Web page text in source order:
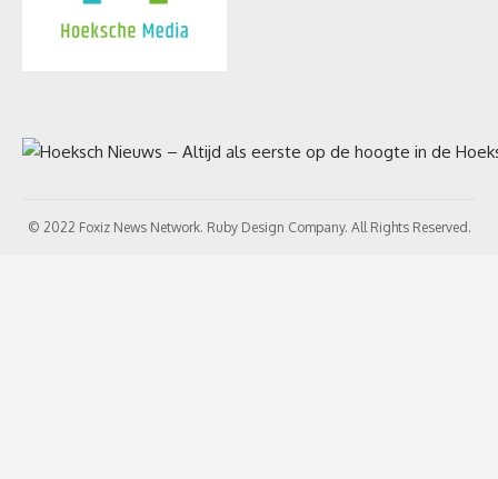
© 2022 Foxiz News Network. Ruby Design Company. All Rights Reserved.